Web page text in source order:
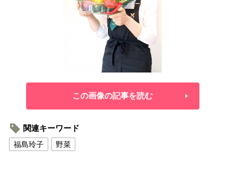
この画像の記事を読む
関連キーワード
福島玲子
野菜